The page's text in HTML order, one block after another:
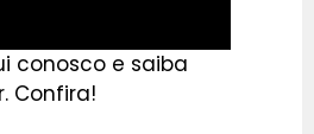
conosco e saiba
Confira!